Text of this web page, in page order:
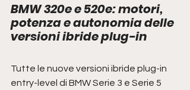
BMW 320e e 520e: motori,
potenza e autonomia delle
versioni ibride plug-in
Tutte le nuove versioni ibride plug-in
entry-level di BMW Serie 3 e Serie 5